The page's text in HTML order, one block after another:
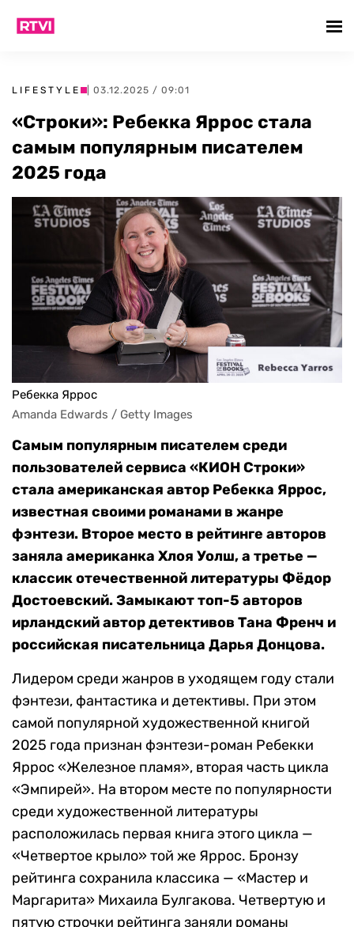
LIFESTYLE | 03.12.2025 / 09:01
«Строки»: Ребекка Яррос стала
самым популярным писателем
2025 года
Ребекка Яррос
Amanda Edwards / Getty Images
Самым популярным писателем среди
пользователей сервиса «КИОН Строки»
стала американская автор Ребекка Яррос,
известная своими романами в жанре
фэнтези. Второе место в рейтинге авторов
заняла американка Хлоя Уолш, а третье —
классик отечественной литературы Фёдор
Достоевский. Замыкают топ-5 авторов
ирландский автор детективов Тана Френч и
российская писательница Дарья Донцова.
Лидером среди жанров в уходящем году стали
фэнтези, фантастика и детективы. При этом
самой популярной художественной книгой
2025 года признан фэнтези-роман Ребекки
Яррос «Железное пламя», вторая часть цикла
«Эмпирей». На втором месте по популярности
среди художественной литературы
расположилась первая книга этого цикла —
«Четвертое крыло» той же Яррос. Бронзу
рейтинга сохранила классика — «Мастер и
Маргарита» Михаила Булгакова. Четвертую и
пятую строчки рейтинга заняли романы